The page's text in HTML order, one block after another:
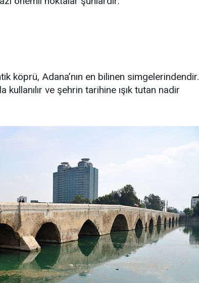
köprü, Adana’nın en bilinen simgelerindendir.
ve şehrin tarihine ışık tutan nadir